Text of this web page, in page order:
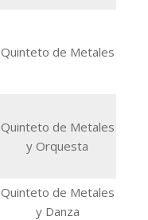
Quinteto de Metales
Quinteto de Metales
y Orquesta
Quinteto de Metales
y Danza